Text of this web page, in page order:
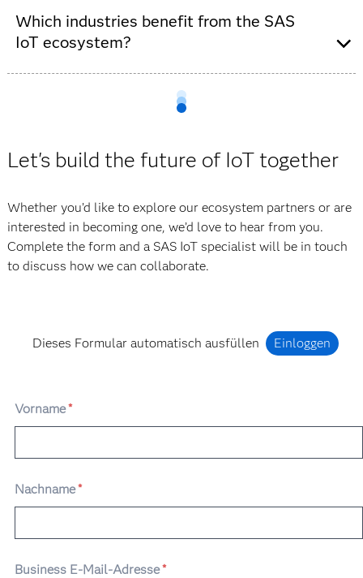
partner technologies in cloud, edge computing and IoT
platforms, organizations gain real-time insights,
Which industries benefit from the SAS
IoT ecosystem?
health care, transportation and government use SAS IoT
Let's build the future of IoT together
Whether you’d like to explore our ecosystem partners or are
interested in becoming one, we’d love to hear from you.
Complete the form and a SAS IoT specialist will be in touch
to discuss how we can collaborate.
Dieses Formular automatisch ausfüllen Einloggen
Vorname*
Nachname*
Business E-Mail-Adresse*